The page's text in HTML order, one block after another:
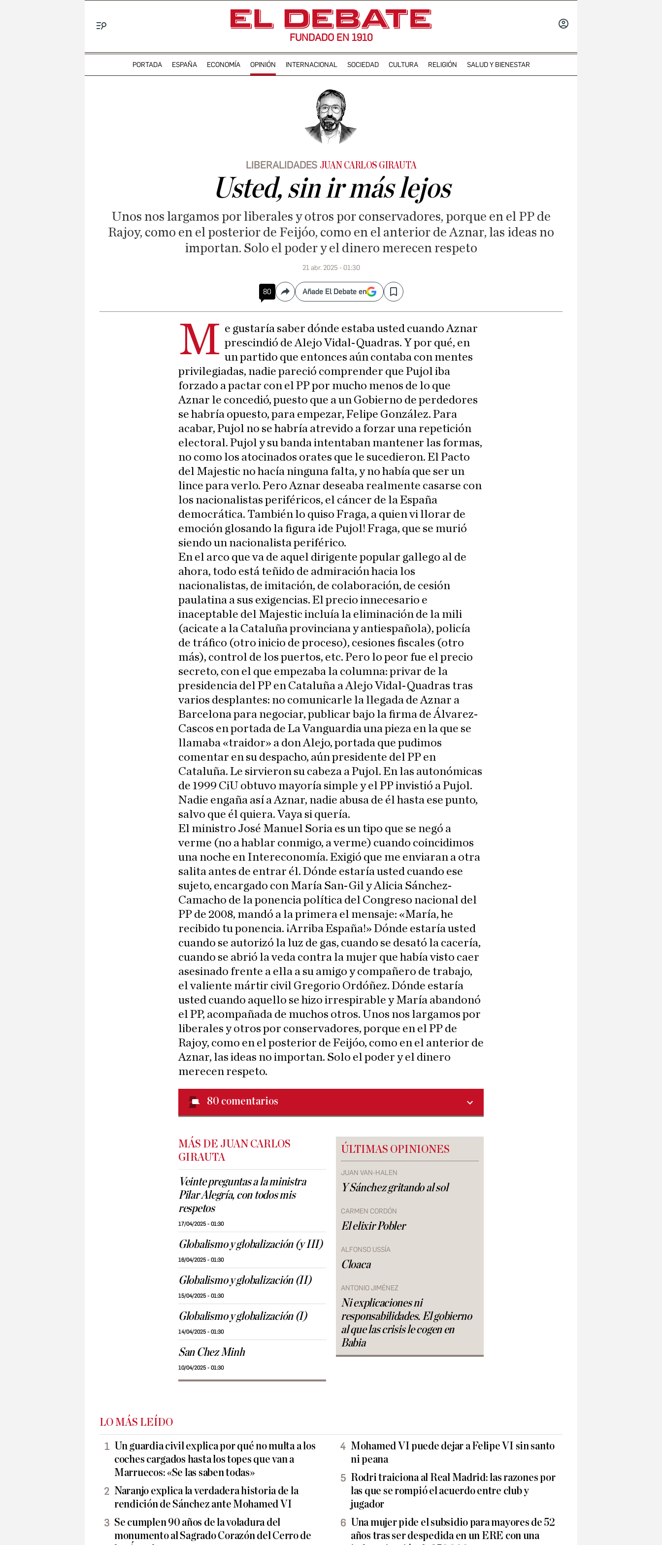
FUNDADO EN 1910
PORTADA ESPAÑA ECONOMÍA OPINIÓN INTERNACIONAL SOCIEDAD CULTURA RELIGIÓN SALUD Y BIENESTAR
LIBERALIDADES JUAN CARLOS GIRAUTA
Usted, sin ir más lejos
Unos nos largamos por liberales y otros por conservadores, porque en el PP de
Rajoy, como en el posterior de Feijóo, como en el anterior de Aznar, las ideas no
importan. Solo el poder y el dinero merecen respeto
21 abr. 2025 - 01:30
80 CompartirAñade El Debate en Save
M e gustaría saber dónde estaba usted cuando Aznar
prescindió de Alejo Vidal-Quadras. Y por qué, en
un partido que entonces aún contaba con mentes
privilegiadas, nadie pareció comprender que Pujol iba
forzado a pactar con el PP por mucho menos de lo que
Aznar le concedió, puesto que a un Gobierno de perdedores
se habría opuesto, para empezar, Felipe González. Para
acabar, Pujol no se habría atrevido a forzar una repetición
electoral. Pujol y su banda intentaban mantener las formas,
no como los atocinados orates que le sucedieron. El Pacto
del Majestic no hacía ninguna falta, y no había que ser un
lince para verlo. Pero Aznar deseaba realmente casarse con
los nacionalistas periféricos, el cáncer de la España
democrática. También lo quiso Fraga, a quien vi llorar de
emoción glosando la figura ¡de Pujol! Fraga, que se murió
siendo un nacionalista periférico.
En el arco que va de aquel dirigente popular gallego al de
ahora, todo está teñido de admiración hacia los
nacionalistas, de imitación, de colaboración, de cesión
paulatina a sus exigencias. El precio innecesario e
inaceptable del Majestic incluía la eliminación de la mili
(acicate a la Cataluña provinciana y antiespañola), policía
de tráfico (otro inicio de proceso), cesiones fiscales (otro
más), control de los puertos, etc. Pero lo peor fue el precio
secreto, con el que empezaba la columna: privar de la
presidencia del PP en Cataluña a Alejo Vidal-Quadras tras
varios desplantes: no comunicarle la llegada de Aznar a
Barcelona para negociar, publicar bajo la firma de Álvarez-
Cascos en portada de La Vanguardia una pieza en la que se
llamaba «traidor» a don Alejo, portada que pudimos
comentar en su despacho, aún presidente del PP en
Cataluña. Le sirvieron su cabeza a Pujol. En las autonómicas
de 1999 CiU obtuvo mayoría simple y el PP invistió a Pujol.
Nadie engaña así a Aznar, nadie abusa de él hasta ese punto,
salvo que él quiera. Vaya si quería.
El ministro José Manuel Soria es un tipo que se negó a
verme (no a hablar conmigo, a verme) cuando coincidimos
una noche en Intereconomía. Exigió que me enviaran a otra
salita antes de entrar él. Dónde estaría usted cuando ese
sujeto, encargado con María San-Gil y Alicia Sánchez-
Camacho de la ponencia política del Congreso nacional del
PP de 2008, mandó a la primera el mensaje: «María, he
recibido tu ponencia. ¡Arriba España!» Dónde estaría usted
cuando se autorizó la luz de gas, cuando se desató la cacería,
cuando se abrió la veda contra la mujer que había visto caer
asesinado frente a ella a su amigo y compañero de trabajo,
el valiente mártir civil Gregorio Ordóñez. Dónde estaría
usted cuando aquello se hizo irrespirable y María abandonó
el PP, acompañada de muchos otros. Unos nos largamos por
liberales y otros por conservadores, porque en el PP de
Rajoy, como en el posterior de Feijóo, como en el anterior de
Aznar, las ideas no importan. Solo el poder y el dinero
merecen respeto.
80 comentarios
MÁS DE JUAN CARLOS
GIRAUTA
Veinte preguntas a la ministra
Pilar Alegría, con todos mis
respetos
17/04/2025 - 01:30
Globalismo y globalización (y III)
16/04/2025 - 01:30
Globalismo y globalización (II)
15/04/2025 - 01:30
Globalismo y globalización (I)
14/04/2025 - 01:30
San Chez Minh
10/04/2025 - 01:30
ÚLTIMAS OPINIONES
JUAN VAN-HALEN
Y Sánchez gritando al sol
CARMEN CORDÓN
El elixir Pobler
ALFONSO USSÍA
Cloaca
ANTONIO JIMÉNEZ
Ni explicaciones ni
responsabilidades. El gobierno
al que las crisis le cogen en
Babia
LO MÁS LEÍDO
Un guardia civil explica por qué no multa a los
coches cargados hasta los topes que van a
Marruecos: «Se las saben todas»
Naranjo explica la verdadera historia de la
rendición de Sánchez ante Mohamed VI
Se cumplen 90 años de la voladura del
monumento al Sagrado Corazón del Cerro de
Mohamed VI puede dejar a Felipe VI sin santo
ni peana
Rodri traiciona al Real Madrid: las razones por
las que se rompió el acuerdo entre club y
jugador
Una mujer pide el subsidio para mayores de 52
años tras ser despedida en un ERE con una